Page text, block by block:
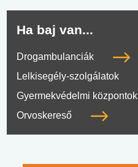
Ha baj van...
Drogambulanciák
Lelkisegély-szolgálatok
Gyermekvédelmi központok
Orvoskereső